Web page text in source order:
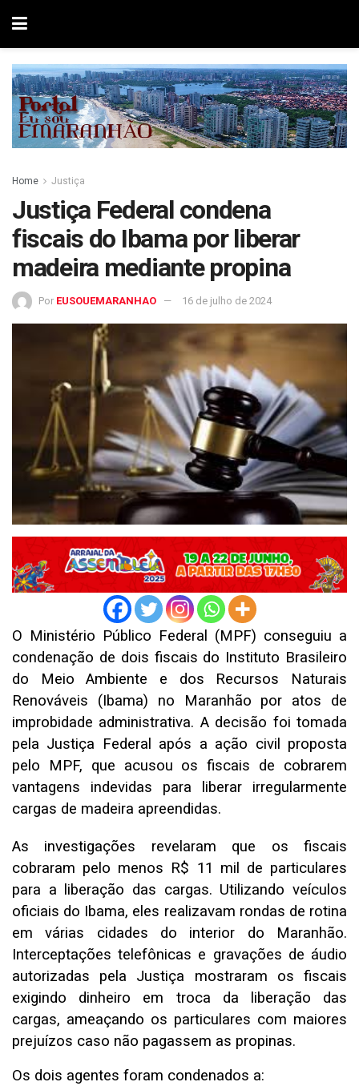
Home Justiça
Justiça Federal condena
fiscais do Ibama por liberar
madeira mediante propina
Por EUSOUEMARANHAO 16 de julho de 2024
O Ministério Público Federal (MPF) conseguiu a
condenação de dois fiscais do Instituto Brasileiro
do Meio Ambiente e dos Recursos Naturais
Renováveis (Ibama) no Maranhão por atos de
improbidade administrativa. A decisão foi tomada
pela Justiça Federal após a ação civil proposta
pelo MPF, que acusou os fiscais de cobrarem
vantagens indevidas para liberar irregularmente
cargas de madeira apreendidas.
As investigações revelaram que os fiscais
cobraram pelo menos R$ 11 mil de particulares
para a liberação das cargas. Utilizando veículos
oficiais do Ibama, eles realizavam rondas de rotina
em várias cidades do interior do Maranhão.
Interceptações telefônicas e gravações de áudio
autorizadas pela Justiça mostraram os fiscais
exigindo dinheiro em troca da liberação das
cargas, ameaçando os particulares com maiores
prejuízos caso não pagassem as propinas.
Os dois agentes foram condenados a: